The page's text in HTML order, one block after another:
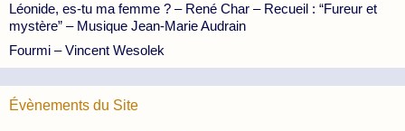
Léonide, es-tu ma femme ? – René Char – Recueil : “Fureur et
mystère” – Musique Jean-Marie Audrain
Fourmi – Vincent Wesolek
Évènements du Site